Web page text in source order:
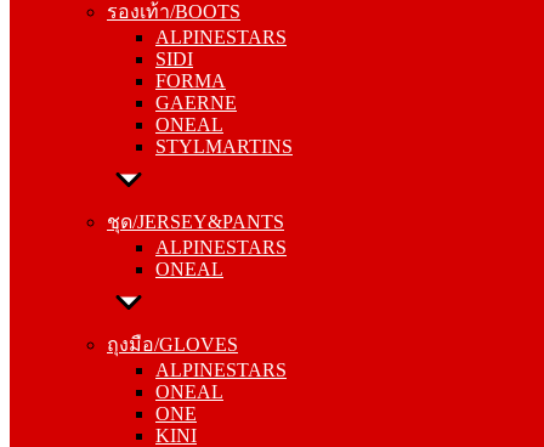
รองเท้า/BOOTS
ALPINESTARS
SIDI
FORMA
GAERNE
ONEAL
STYLMARTINS
ชุด/JERSEY&PANTS
ALPINESTARS
ONEAL
ถุงมือ/GLOVES
ALPINESTARS
ONEAL
ONE
KINI
SIDI
FORMA
GAERNE
ONEAL
STYLMARTINS
ชุด/JERSEY&PANTS
ONEAL
ถุงมือ/GLOVES
ONEAL
ONE
KINI